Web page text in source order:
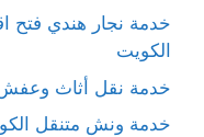
خدمة نجار هندي فتح
الكويت
خدمة نقل أثاث
خدمة ونش متنقل